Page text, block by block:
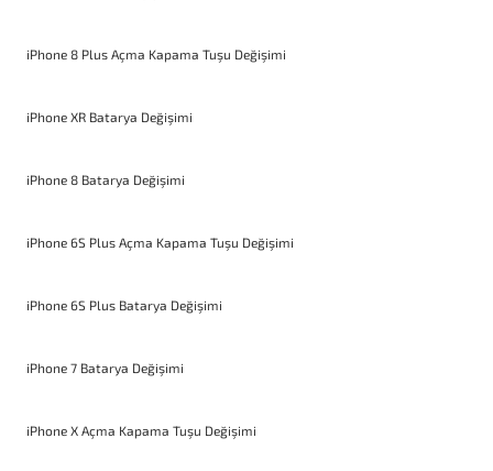
iPhone 8 Plus Açma Kapama Tuşu Değişimi
iPhone XR Batarya Değişimi
iPhone 8 Batarya Değişimi
iPhone 6S Plus Açma Kapama Tuşu Değişimi
iPhone 6S Plus Batarya Değişimi
iPhone 7 Batarya Değişimi
iPhone X Açma Kapama Tuşu Değişimi